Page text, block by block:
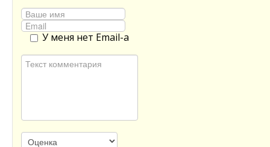
У меня нет Email-а